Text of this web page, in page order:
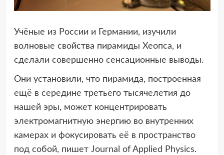
Учёные из России и Германии, изучили
волновые свойства пирамиды Хеопса, и
сделали совершенно сенсационные выводы.
Они установили, что пирамида, построенная
ещё в середине третьего тысячелетия до
нашей эры, может концентрировать
электромагнитную энергию во внутренних
камерах и фокусировать её в пространство
под собой, пишет Journal of Applied Physics.